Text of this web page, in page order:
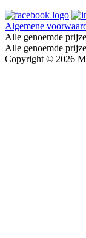
Algemene
Alle genoemde
Alle genoemde
Copyright © 2026